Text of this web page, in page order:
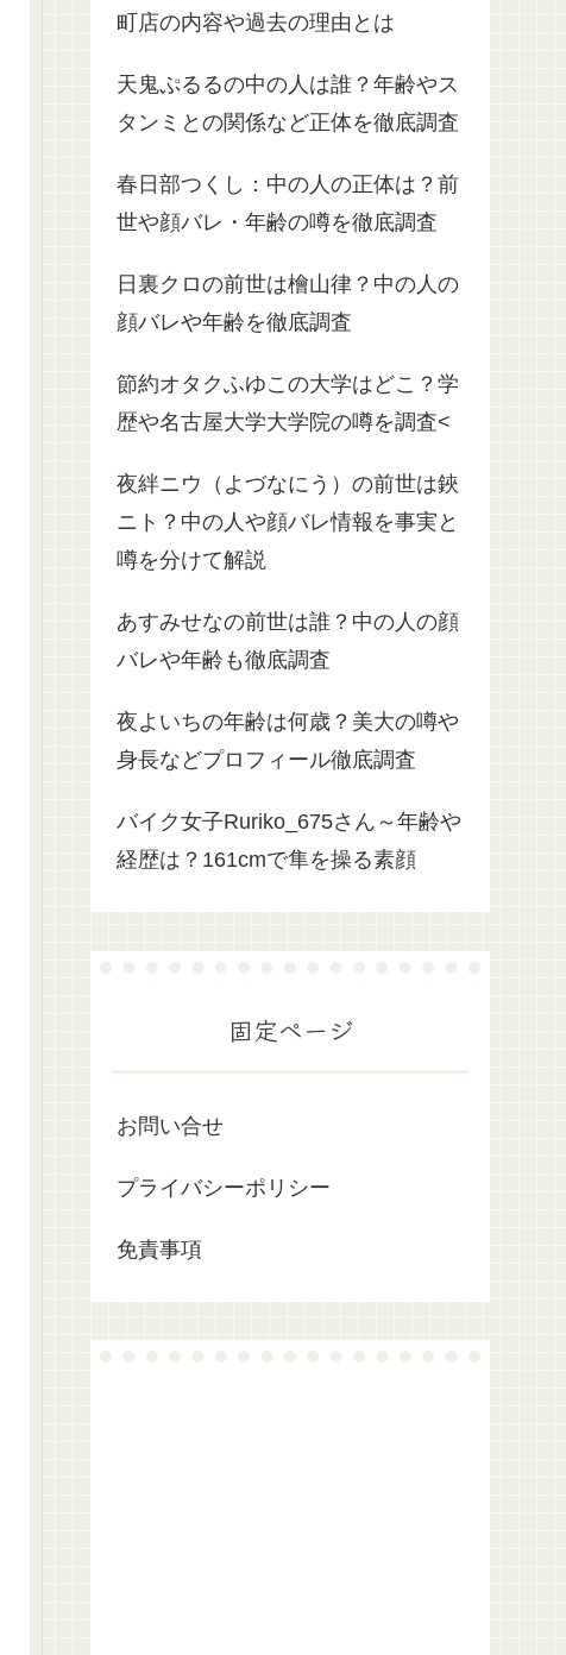
町店の内容や過去の理由とは
天鬼ぷるるの中の人は誰？年齢やス
タンミとの関係など正体を徹底調査
春日部つくし：中の人の正体は？前
世や顔バレ・年齢の噂を徹底調査
日裏クロの前世は檜山律？中の人の
顔バレや年齢を徹底調査
節約オタクふゆこの大学はどこ？学
歴や名古屋大学大学院の噂を調査<
夜絆ニウ（よづなにう）の前世は鋏
ニト？中の人や顔バレ情報を事実と
噂を分けて解説
あすみせなの前世は誰？中の人の顔
バレや年齢も徹底調査
夜よいちの年齢は何歳？美大の噂や
身長などプロフィール徹底調査
バイク女子Ruriko_675さん～年齢や
経歴は？161cmで隼を操る素顔
固定ページ
お問い合せ
プライバシーポリシー
免責事項